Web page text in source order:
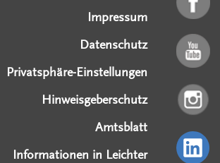
Impressum
Datenschutz
Privatsphäre-Einstellungen
Hinweisgeberschutz
Amtsblatt
Informationen in Leichter